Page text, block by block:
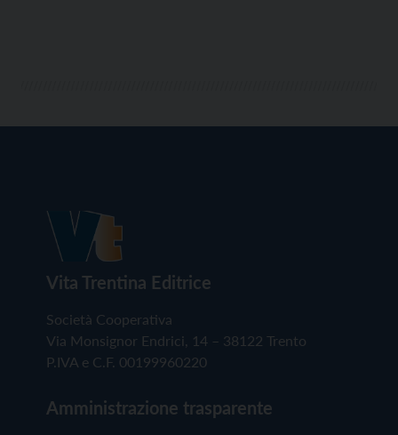
Vita Trentina Editrice
Società Cooperativa
Via Monsignor Endrici, 14 – 38122 Trento
P.IVA e C.F. 00199960220
Amministrazione trasparente